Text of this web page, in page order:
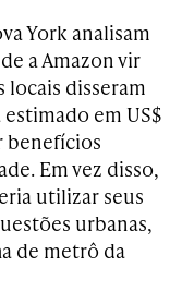
York analisam
a Amazon vir
locais disseram
em US$
benefícios
Em vez disso,
utilizar seus
urbanas,
de metrô da